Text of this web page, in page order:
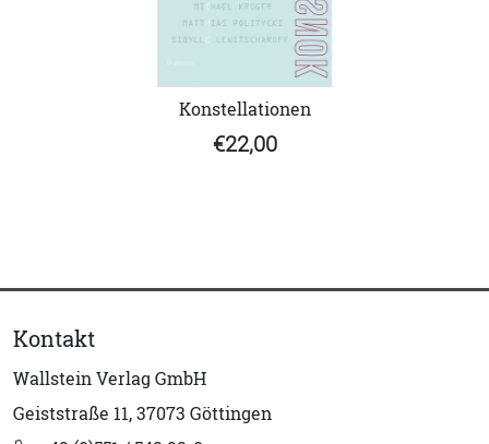
Konstellationen
€22,00
Kontakt
Wallstein Verlag GmbH
Geiststraße 11, 37073 Göttingen